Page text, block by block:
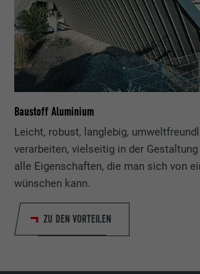
Baustoff Aluminium
Leicht, robust, langlebig,
verarbeiten, vielseitig in der
alle Eigenschaften, die man sich von
wünschen kann.
ZU DEN VORTEILEN